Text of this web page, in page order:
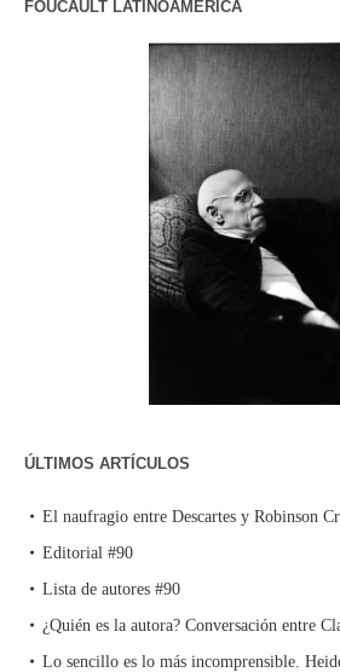
FOUCAULT LATINOAMERICA
ÚLTIMOS ARTÍCULOS
El naufragio entre Descartes y Robinson
Editorial #90
Lista de autores #90
¿Quién es la autora? Conversación entre
Lo sencillo es lo más incomprensible.